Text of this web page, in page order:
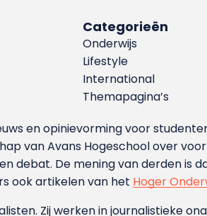
Categorieën
Onderwijs
Lifestyle
International
Themapagina’s
en opinievorming voor
van Avans Hogeschool over
debat. De mening van derden is
ook artikelen van het Hoger
Zij werken in journalistieke